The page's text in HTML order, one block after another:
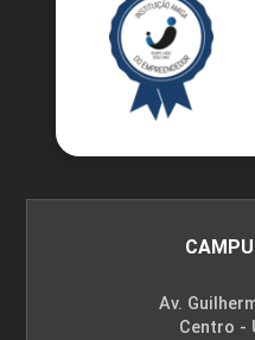
Av.
Centro -